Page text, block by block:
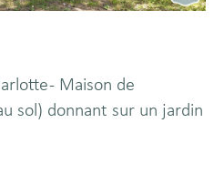
- Maison de
sol) donnant sur un jardin